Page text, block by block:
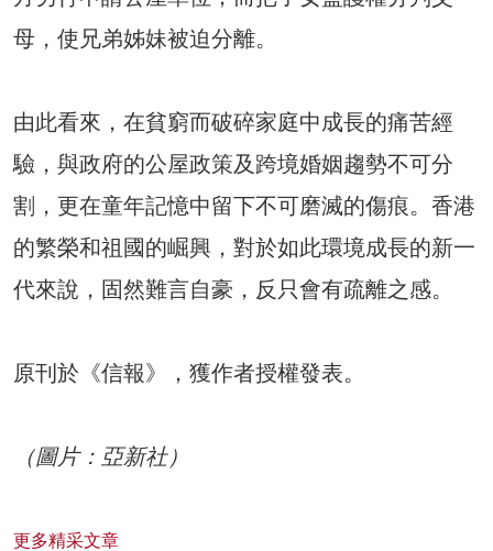
母，使兄弟姊妹被迫分離。
由此看來，在貧窮而破碎家庭中成長的痛苦經
驗，與政府的公屋政策及跨境婚姻趨勢不可分
割，更在童年記憶中留下不可磨滅的傷痕。香港
的繁榮和祖國的崛興，對於如此環境成長的新一
代來說，固然難言自豪，反只會有疏離之感。
原刊於《信報》，獲作者授權發表。
（圖片：亞新社）
更多精采文章